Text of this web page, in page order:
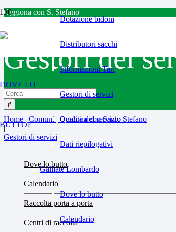
DOVE LO
BUTTO?
Dotazione bidoni
Distributori sacchi
Informazioni Tari
Gestori di servizi
Qualità del servizio
Dati riepilogativi
Galliate Lombardo
Dove lo butto
Calendario
Oggiona con S. Stefano
Gestori dei
Home | Comuni | Oggiona con Santo Stefano
|
Gestori di servizi
Dove lo butto
Calendario
Raccolta porta a porta
Centri di raccolta